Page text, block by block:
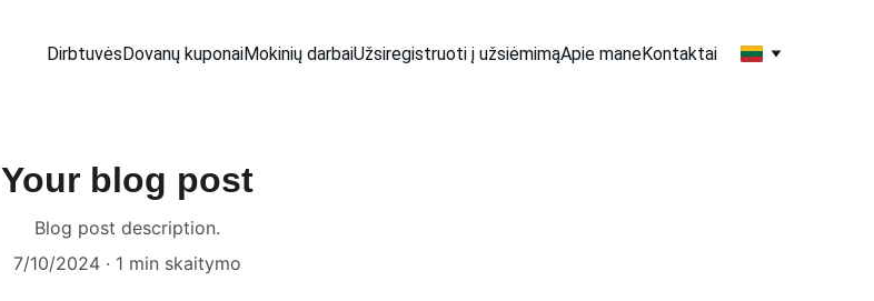
DirbtuvėsDovanų kuponaiMokinių darbaiUžsiregistruoti į užsiėmimąApie maneKontaktai
Your blog post
Blog post description.
7/10/2024
1 min skaitymo